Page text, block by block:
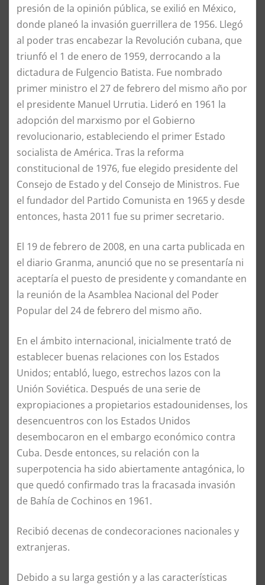
presión de la opinión pública, se exilió en México,
donde planeó la invasión guerrillera de 1956. Llegó
al poder tras encabezar la Revolución cubana, que
triunfó el 1 de enero de 1959, derrocando a la
dictadura de Fulgencio Batista. Fue nombrado
primer ministro el 27 de febrero del mismo año por
el presidente Manuel Urrutia. Lideró en 1961 la
adopción del marxismo por el Gobierno
revolucionario, estableciendo el primer Estado
socialista de América. Tras la reforma
constitucional de 1976, fue elegido presidente del
Consejo de Estado y del Consejo de Ministros. Fue
el fundador del Partido Comunista en 1965 y desde
entonces, hasta 2011 fue su primer secretario.
El 19 de febrero de 2008, en una carta publicada en
el diario Granma, anunció que no se presentaría ni
aceptaría el puesto de presidente y comandante en
la reunión de la Asamblea Nacional del Poder
Popular del 24 de febrero del mismo año.
En el ámbito internacional, inicialmente trató de
establecer buenas relaciones con los Estados
Unidos; entabló, luego, estrechos lazos con la
Unión Soviética. Después de una serie de
expropiaciones a propietarios estadounidenses, los
desencuentros con los Estados Unidos
desembocaron en el embargo económico contra
Cuba. Desde entonces, su relación con la
superpotencia ha sido abiertamente antagónica, lo
que quedó confirmado tras la fracasada invasión
de Bahía de Cochinos en 1961.
Recibió decenas de condecoraciones nacionales y
extranjeras.
Debido a su larga gestión y a las características